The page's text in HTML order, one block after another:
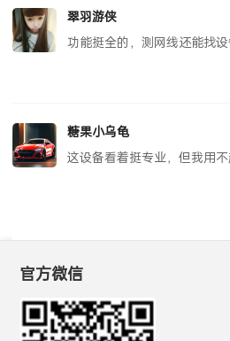
翠羽游侠
功能挺全的，测网线还能找设
糖果小乌龟
这设备看着挺专业，但我用
官方微信